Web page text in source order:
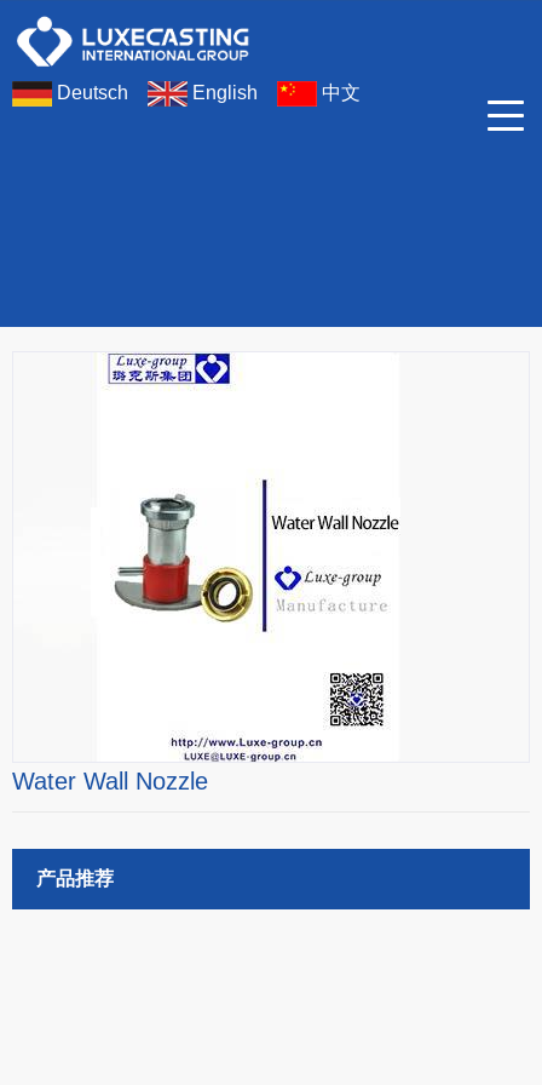
Deutsch English 中文
Water Wall Nozzle
产品推荐